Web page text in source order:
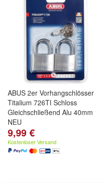
ABUS 2er Vorhangschlösser
Titalium 726TI Schloss
Gleichschließend Alu 40mm
NEU
9,99 €
Kostenloser Versand